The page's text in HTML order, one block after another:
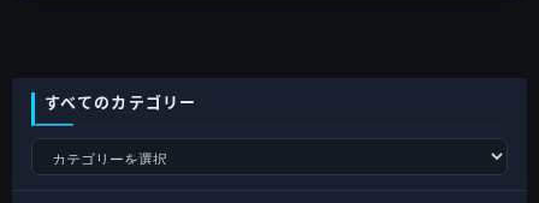
すべてのカテゴリー